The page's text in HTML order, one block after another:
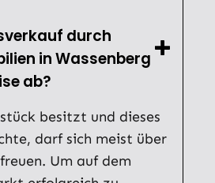
durch
in Wassenberg
ab?
besitzt und dieses
darf sich meist über
Um auf dem